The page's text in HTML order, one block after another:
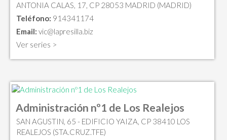
ANTONIA CALAS, 17, CP 28053 MADRID (MADRID)
Teléfono: 914341174
Email: vic@lapresilla.biz
Ver series >
Administración nº1 de Los Realejos
SAN AGUSTIN, 65 - EDIFICIO YAIZA, CP 38410 LOS
REALEJOS (STA.CRUZ.TFE)